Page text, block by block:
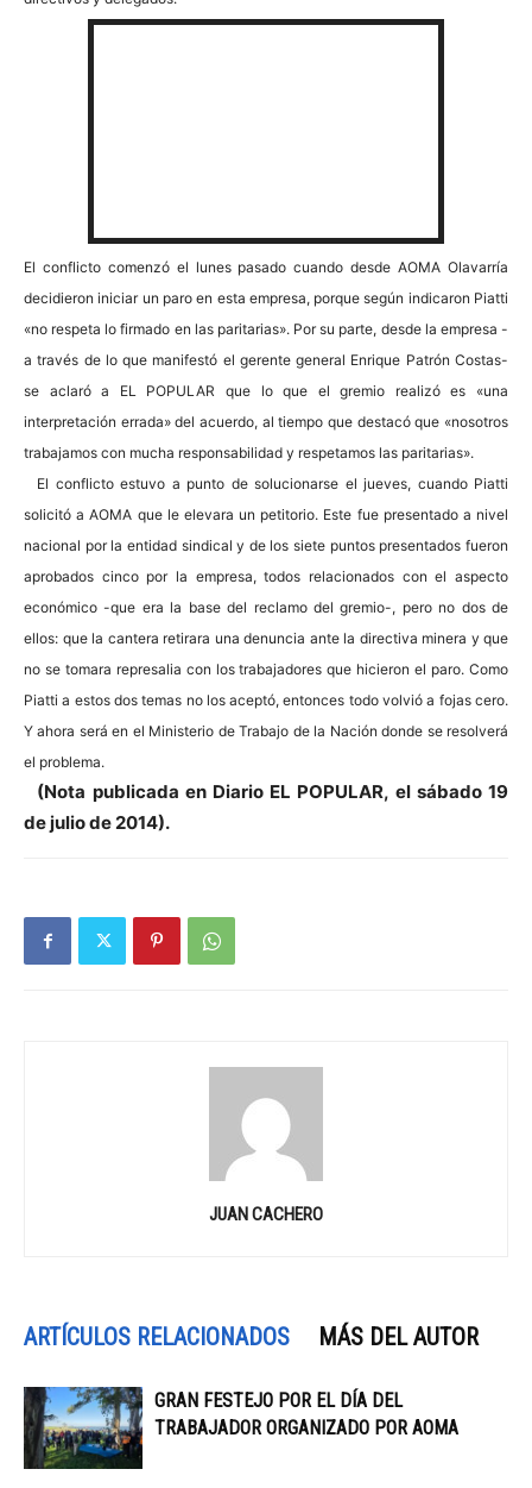
El conflicto comenzó el lunes pasado cuando desde AOMA Olavarría
decidieron iniciar un paro en esta empresa, porque según indicaron Piatti
«no respeta lo firmado en las paritarias». Por su parte, desde la empresa -
a través de lo que manifestó el gerente general Enrique Patrón Costas-
se aclaró a EL POPULAR que lo que el gremio realizó es «una
interpretación errada» del acuerdo, al tiempo que destacó que «nosotros
trabajamos con mucha responsabilidad y respetamos las paritarias».
El conflicto estuvo a punto de solucionarse el jueves, cuando Piatti
solicitó a AOMA que le elevara un petitorio. Este fue presentado a nivel
nacional por la entidad sindical y de los siete puntos presentados fueron
aprobados cinco por la empresa, todos relacionados con el aspecto
económico -que era la base del reclamo del gremio-, pero no dos de
ellos: que la cantera retirara una denuncia ante la directiva minera y que
no se tomara represalia con los trabajadores que hicieron el paro. Como
Piatti a estos dos temas no los aceptó, entonces todo volvió a fojas cero.
Y ahora será en el Ministerio de Trabajo de la Nación donde se resolverá
el problema.
(Nota publicada en Diario EL POPULAR, el sábado 19
de julio de 2014).
JUAN CACHERO
ARTÍCULOS RELACIONADOS MÁS DEL AUTOR
GRAN FESTEJO POR EL DÍA DEL
TRABAJADOR ORGANIZADO POR AOMA